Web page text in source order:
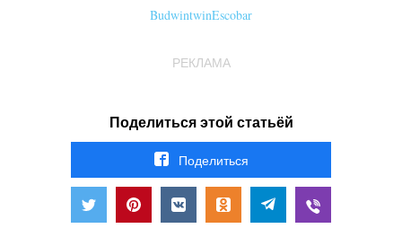
BudwintwinEscobar
РЕКЛАМА
Поделиться этой статьёй
Поделиться